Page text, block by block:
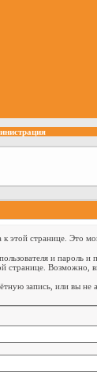
этой странице. Это
и пароль и
странице. Возможно,
запись, или вы не